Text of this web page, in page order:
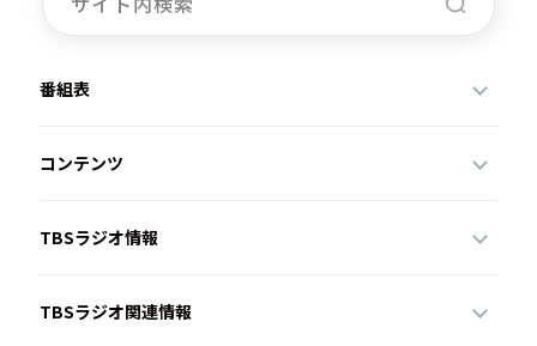
番組表
コンテンツ
TBSラジオ情報
TBSラジオ関連情報